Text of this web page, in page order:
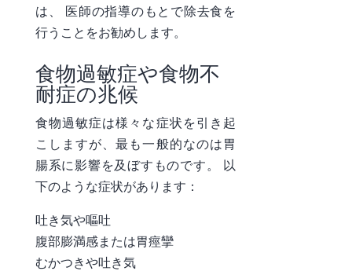
は、
医師の指導のもとで除去食を
行うことをお勧め します。
食物過敏症や食物不
耐症の兆候
食物過敏症は様々な症状を引き起
こしますが、最も一般的なのは胃
腸系に影響を及ぼすものです。 以
下のような症状があります：
吐き気や嘔吐
腹部膨満感または胃痙攣
むかつきや吐き気